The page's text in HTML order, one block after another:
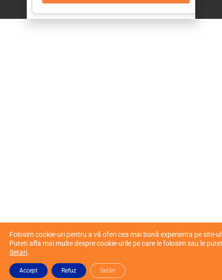
Folosim cookie-uri pentru a vă oferi cea mai bună experienta pe site-
Puteti afla mai multe despre cookie-urile pe care le folosim sau le
Setari.
Accept Refuz Setări